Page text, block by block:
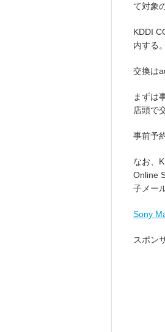
て対象
KDDI
内する。
交換は
まずは
店頭で
事前予
なお、
Online
子メー
Sony
スポン